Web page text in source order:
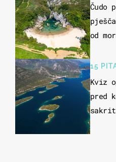
Čudo
od
15
Kviz
pred